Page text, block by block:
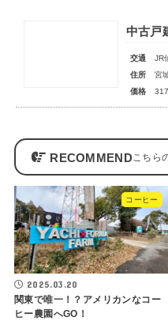
交通
JR
住所
宮
価格
RECOMMEND
コーヒー
2025.03.20
関東で唯一！？アメリカンなコー
ヒー農園へGO！